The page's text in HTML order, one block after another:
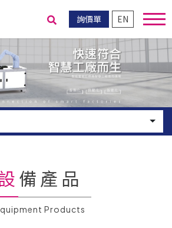
詢價單 EN
送出搜尋
設備產品
Equipment Products